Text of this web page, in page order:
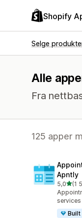
Shopify
Selge
Alle
Fra
125 apper
Apntly
5,0av 5
(1
Totalt
services